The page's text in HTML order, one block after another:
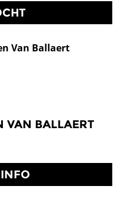
VAN BALLAERT